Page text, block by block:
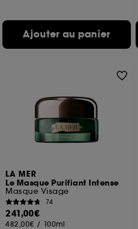
Ajouter au panier
LA MER
Le Masque Purifiant Intense
Masque Visage
74
241,00€
482,00€ / 100ml